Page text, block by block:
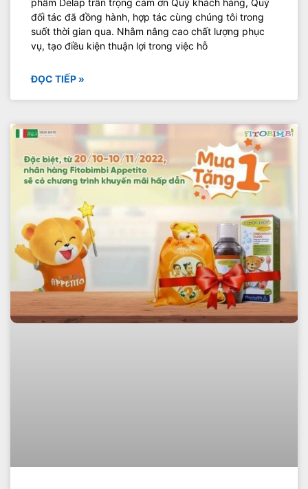
phẩm Delap trân trọng cảm ơn Quý khách hàng, Quý
đối tác đã đồng hành, hợp tác cùng chúng tôi trong
suốt thời gian qua. Nhằm nâng cao chất lượng phục
vụ, tạo điều kiện thuận lợi trong việc hỗ
ĐỌC TIẾP »